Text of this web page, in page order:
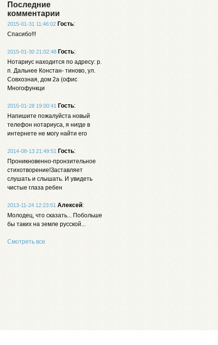
Последние
комментарии
2015-01-31 11:46:02 Гость:
Спасибо!!!
2015-01-30 21:02:48 Гость:
Нотариус находится по адресу: р.
п. Дальнее Констан- тиново, ул.
Совхозная, дом 2а (офис
Многофункци
2015-01-28 19:00:41 Гость:
Напишите пожалуйста новый
телефон нотариуса, я нигде в
интернете не могу найти его
2014-08-13 21:49:51 Гость:
Проникновенно-пронзительное
стихотворение!Заставляет
слушать и слышать. И увидеть
чистые глаза ребен
2013-11-24 12:23:51 Алексей:
Молодец, что сказать... Побольше
бы таких на земле русской...
Смотреть все